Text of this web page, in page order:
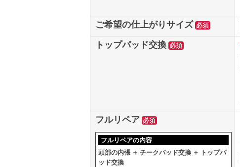
ご希望の仕上がりサイズ 必須
トップパッド交換 必須
フルリペア 必須
フルリペアの内容
頭部の内張 ＋ チークパッド交換 ＋ トップパ
ッド交換